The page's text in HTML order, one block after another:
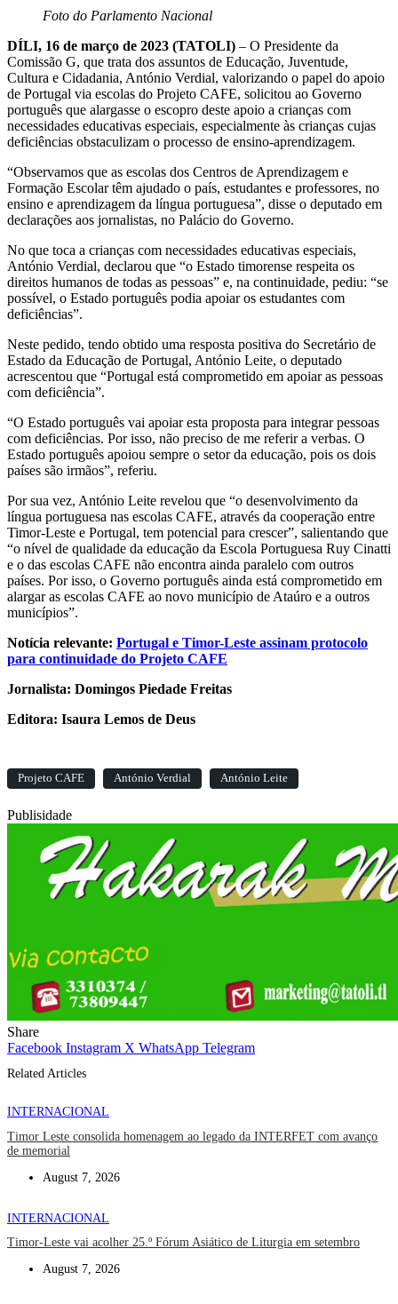
Foto do Parlamento Nacional
DÍLI, 16 de março de 2023 (TATOLI) – O Presidente da
Comissão G, que trata dos assuntos de Educação, Juventude,
Cultura e Cidadania, António Verdial, valorizando o papel do apoio
de Portugal via escolas do Projeto CAFE, solicitou ao Governo
português que alargasse o escopro deste apoio a crianças com
necessidades educativas especiais, especialmente às crianças cujas
deficiências obstaculizam o processo de ensino-aprendizagem.
“Observamos que as escolas dos Centros de Aprendizagem e
Formação Escolar têm ajudado o país, estudantes e professores, no
ensino e aprendizagem da língua portuguesa”, disse o deputado em
declarações aos jornalistas, no Palácio do Governo.
No que toca a crianças com necessidades educativas especiais,
António Verdial, declarou que “o Estado timorense respeita os
direitos humanos de todas as pessoas” e, na continuidade, pediu: “se
possível, o Estado português podia apoiar os estudantes com
deficiências”.
Neste pedido, tendo obtido uma resposta positiva do Secretário de
Estado da Educação de Portugal, António Leite, o deputado
acrescentou que “Portugal está comprometido em apoiar as pessoas
com deficiência”.
“O Estado português vai apoiar esta proposta para integrar pessoas
com deficiências. Por isso, não preciso de me referir a verbas. O
Estado português apoiou sempre o setor da educação, pois os dois
países são irmãos”, referiu.
Por sua vez, António Leite revelou que “o desenvolvimento da
língua portuguesa nas escolas CAFE, através da cooperação entre
Timor-Leste e Portugal, tem potencial para crescer”, salientando que
“o nível de qualidade da educação da Escola Portuguesa Ruy Cinatti
e o das escolas CAFE não encontra ainda paralelo com outros
países. Por isso, o Governo português ainda está comprometido em
alargar as escolas CAFE ao novo município de Ataúro e a outros
municípios”.
Notícia relevante: Portugal e Timor-Leste assinam protocolo
para continuidade do Projeto CAFE
Jornalista: Domingos Piedade Freitas
Editora: Isaura Lemos de Deus
Projeto CAFE António Verdial António Leite
Publisidade
Share
Facebook Instagram X WhatsApp Telegram
Related Articles
INTERNACIONAL
Timor Leste consolida homenagem ao legado da INTERFET com avanço
de memorial
August 7, 2026
INTERNACIONAL
Timor-Leste vai acolher 25.º Fórum Asiático de Liturgia em setembro
August 7, 2026